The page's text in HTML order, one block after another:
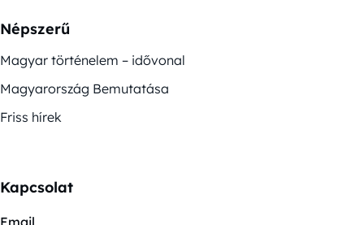
Népszerű
Magyar történelem – idővonal
Magyarország Bemutatása
Friss hírek
Kapcsolat
Email